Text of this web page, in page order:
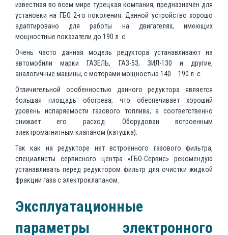
известная во всем мире турецкая компания, предназначен для
установки на ГБО 2-го поколения. Данной устройство хорошо
адаптировано для работы на двигателях, имеющих
мощностные показатели до 190 л. с.
Очень часто данная модель редуктора устанавливают на
автомобили марки ГАЗЕЛЬ, ГАЗ-53, ЗИЛ-130 и другие,
аналогичные машины, с моторами мощностью 140 … 190 л. с.
Отличительной особенностью данного редуктора является
большая площадь обогрева, что обеспечивает хороший
уровень испаряемости газового топлива, а соответственно
снижает его расход. Оборудован встроенным
электромагнитным клапаном (катушка).
Так как на редукторе нет встроенного газового фильтра,
специалисты сервисного центра «ГБО-Сервис» рекомендую
устанавливать перед редуктором фильтр для очистки жидкой
фракции газа с электроклапаном.
Эксплуатационные
параметры электронного